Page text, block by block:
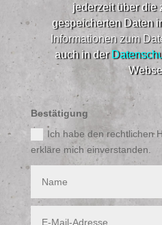
jederzeit über die
gespeicherten Daten
Informationen zum
auch in der
Bestätigung
Ich habe den rechtlichen
erkläre mich einverstanden.